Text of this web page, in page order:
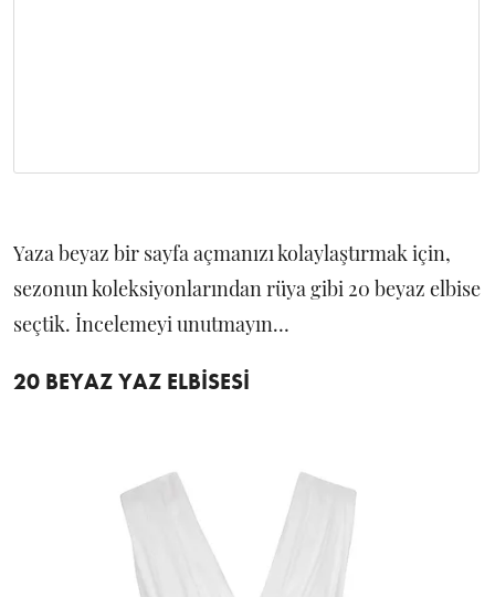
Yaza beyaz bir sayfa açmanızı kolaylaştırmak için,
sezonun koleksiyonlarından rüya gibi 20 beyaz elbise
seçtik. İncelemeyi unutmayın…
20 BEYAZ YAZ ELBİSESİ